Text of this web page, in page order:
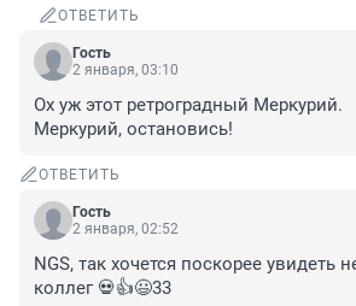
ОТВЕТИТЬ
Гость
2 января, 03:10
Ох уж этот ретроградный Меркурий.
Меркурий, остановись!
ОТВЕТИТЬ
Гость
2 января, 02:52
NGS, так хочется поскорее увидеть
коллег 💀👍😃33